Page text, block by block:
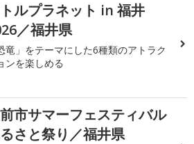
ルプラネット in 福井
／福井県
竜」をテーマにした6種類のアトラク
ンを楽しめる
市サマーフェスティバル
さと祭り／福井県